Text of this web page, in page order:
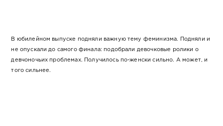
В юбилейном выпуске подняли важную тему феминизма. Подняли и
не опускали до самого финала: подобрали девочковые ролики о
девчоночьих проблемах. Получилось по-женски сильно. А может, и
того сильнее.